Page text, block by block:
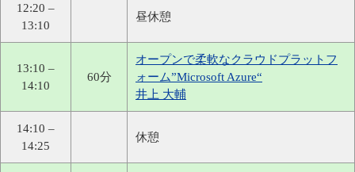
12:20 –
13:10
昼休憩
13:10 –
14:10
60分
オープンで柔軟なクラウドプラットフ
ォーム”Microsoft Azure“
井上 大輔
14:10 –
14:25
休憩